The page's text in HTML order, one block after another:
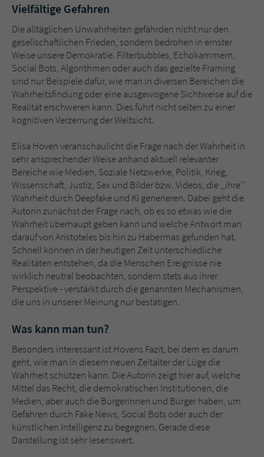
Vielfältige Gefahren
Die alltäglichen Unwahrheiten gefährden nicht nur den
gesellschaftlichen Frieden, sondern bedrohen in ernster
Weise unsere Demokratie. Filterbubbles, Echokammern,
Social Bots, Algorithmen oder auch das gezielte Framing
sind nur Beispiele dafür, wie man in diversen Bereichen die
Wahrheitsfindung oder eine ausgewogene Sichtweise auf die
Realität erschweren kann. Dies führt nicht selten zu einer
kognitiven Verzerrung der Weltsicht.
Elisa Hoven veranschaulicht die Frage nach der Wahrheit in
sehr ansprechender Weise anhand aktuell relevanter
Bereiche wie Medien, Soziale Netzwerke, Politik, Krieg,
Wissenschaft, Justiz, Sex und Bilder bzw. Videos, die ,,ihre''
Wahrheit durch Deepfake und KI generieren. Dabei geht die
Autorin zunächst der Frage nach, ob es so etwas wie die
Wahrheit überhaupt geben kann und welche Antwort man
darauf von Aristoteles bis hin zu Habermas gefunden hat.
Schnell können in der heutigen Zeit unterschiedliche
Realitäten entstehen, da die Menschen Ereignisse nie
wirklich neutral beobachten, sondern stets aus ihrer
Perspektive - verstärkt durch die genannten Mechanismen,
die uns in unserer Meinung nur bestätigen.
Was kann man tun?
Besonders interessant ist Hovens Fazit, bei dem es darum
geht, wie man in diesem neuen Zeitalter der Lüge die
Wahrheit schützen kann. Die Autorin zeigt hier auf, welche
Mittel das Recht, die demokratischen Institutionen, die
Medien, aber auch die Bürgerinnen und Bürger haben, um
Gefahren durch Fake News, Social Bots oder auch der
künstlichen Intelligenz zu begegnen. Gerade diese
Darstellung ist sehr lesenswert.